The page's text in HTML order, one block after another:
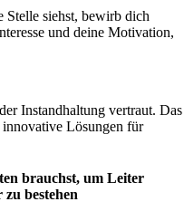
Stelle siehst, bewirb dich
und deine Motivation,
Instandhaltung vertraut. Das
innovative Lösungen für
brauchst, um Leiter
bestehen